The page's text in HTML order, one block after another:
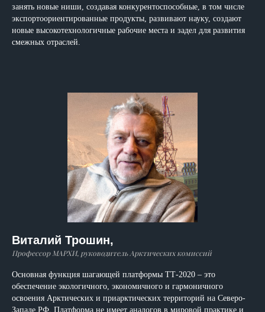
занять новые ниши, создавая конкурентоспособные, в том числе
экспортоориентированные продукты, развивают науку, создают
новые высокотехнологичные рабочие места и задел для развития
смежных отраслей.
Виталий Трошин,
Профессор МАРХИ, руководитель Арктических комиссий
Основная функция шагающей платформы ТТ-2020 – это
обеспечение экологичного, экономичного и гармоничного
освоения Арктических и приарктических территорий на Северо-
Западе РФ. Платформа не имеет аналогов в мировой практике и